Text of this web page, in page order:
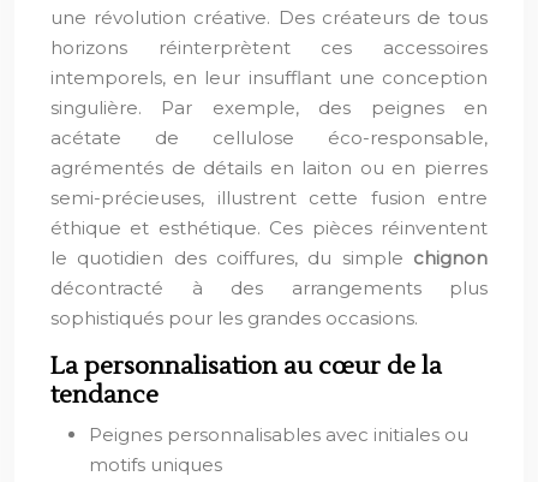
une révolution créative. Des créateurs de tous
horizons réinterprètent ces accessoires
intemporels, en leur insufflant une conception
singulière. Par exemple, des peignes en
acétate de cellulose éco-responsable,
agrémentés de détails en laiton ou en pierres
semi-précieuses, illustrent cette fusion entre
éthique et esthétique. Ces pièces réinventent
le quotidien des coiffures, du simple chignon
décontracté à des arrangements plus
sophistiqués pour les grandes occasions.
La personnalisation au cœur de la
tendance
Peignes personnalisables avec initiales ou
motifs uniques